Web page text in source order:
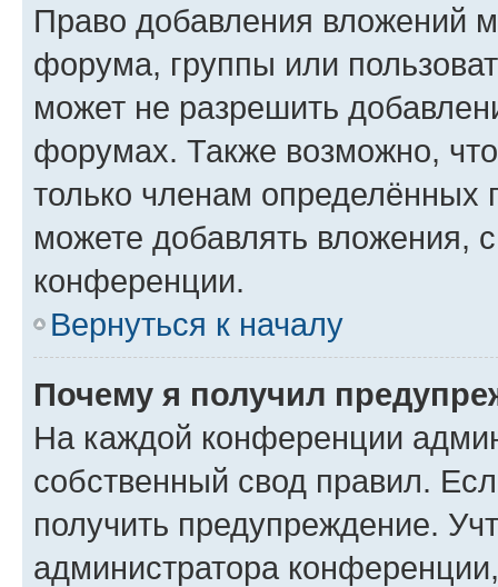
Право добавления вложений
форума, группы или
может не разрешить
форумах. Также возможно,
только членам определённых
можете добавлять вложения,
конференции.
Вернуться к началу
Почему я получил
На каждой конференции
собственный свод правил.
получить предупреждение.
администратора